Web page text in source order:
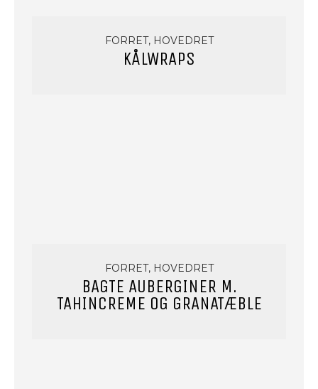
FORRET, HOVEDRET
KÅLWRAPS
FORRET, HOVEDRET
BAGTE AUBERGINER M.
TAHINCREME OG GRANATÆBLE